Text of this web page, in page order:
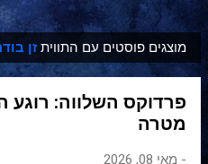
ר
ש
מוצגים פוסטים עם התוויתזן
פרדוקס השלווה: רוגע
מטרה
- מאי 08, 2026